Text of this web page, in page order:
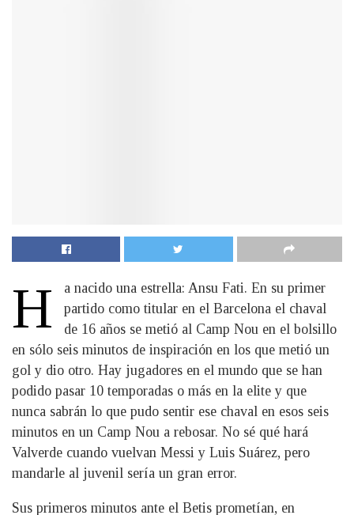
H
a nacido una estrella: Ansu Fati. En su primer
partido como titular en el Barcelona el chaval
de 16 años se metió al Camp Nou en el bolsillo
en sólo seis minutos de inspiración en los que metió un
gol y dio otro. Hay jugadores en el mundo que se han
podido pasar 10 temporadas o más en la elite y que
nunca sabrán lo que pudo sentir ese chaval en esos seis
minutos en un Camp Nou a rebosar. No sé qué hará
Valverde cuando vuelvan Messi y Luis Suárez, pero
mandarle al juvenil sería un gran error.
Sus primeros minutos ante el Betis prometían, en